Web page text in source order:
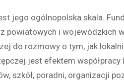
jego ogólnopolska skala.
powiatowych i wojewódzkich
do rozmowy o tym, jak
jest efektem
szkół, poradni, organizacji